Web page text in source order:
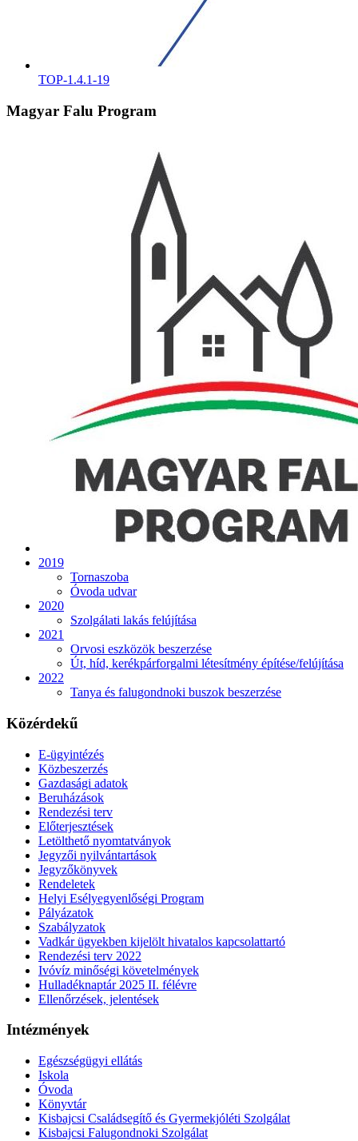
TOP-1.4.1-19
Magyar Falu Program
2019
Tornaszoba
Óvoda udvar
2020
Szolgálati lakás felújítása
2021
Orvosi eszközök beszerzése
Út, híd, kerékpárforgalmi létesítmény építése/felújítása
2022
Tanya és falugondnoki buszok beszerzése
Közérdekű
E-ügyintézés
Közbeszerzés
Gazdasági adatok
Beruházások
Rendezési terv
Előterjesztések
Letölthető nyomtatványok
Jegyzői nyilvántartások
Jegyzőkönyvek
Rendeletek
Helyi Esélyegyenlőségi Program
Pályázatok
Szabályzatok
Vadkár ügyekben kijelölt hivatalos kapcsolattartó
Rendezési terv 2022
Ivóvíz minőségi követelmények
Hulladéknaptár 2025 II. félévre
Ellenőrzések, jelentések
Intézmények
Egészségügyi ellátás
Iskola
Óvoda
Könyvtár
Kisbajcsi Családsegítő és Gyermekjóléti Szolgálat
Kisbajcsi Falugondnoki Szolgálat